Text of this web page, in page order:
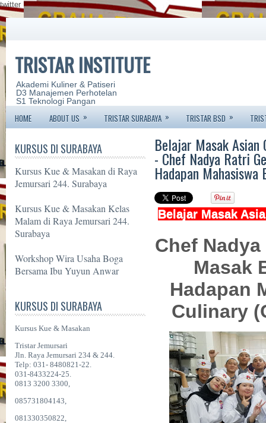
twitter
TRISTAR INSTITUTE
Akademi Kuliner & Patiseri
D3 Manajemen Perhotelan
S1 Teknologi Pangan
HOME ABOUT US » TRISTAR SURABAYA » TRISTAR BSD »
KURSUS DI SURABAYA
Kursus Kue & Masakan di Raya
Jemursari 244. Surabaya
Kursus Kue & Masakan Kelas
Malam di Raya Jemursari 244.
Surabaya
Workshop Wira Usaha Boga
Bersama Ibu Yuyun Anwar
KURSUS DI SURABAYA
Kursus Kue & Masakan
Tristar Jemursari
Jln. Raya Jemursari 234 & 244.
Telp: 031- 8480821-22.
031-8433224-25.
0813 3200 3300,
085731804143,
081330350822,
Belajar Masak
- Chef Nadya Ratri
Hadapan
Belajar Masak
Chef
Masak
Hadapan
Culinary